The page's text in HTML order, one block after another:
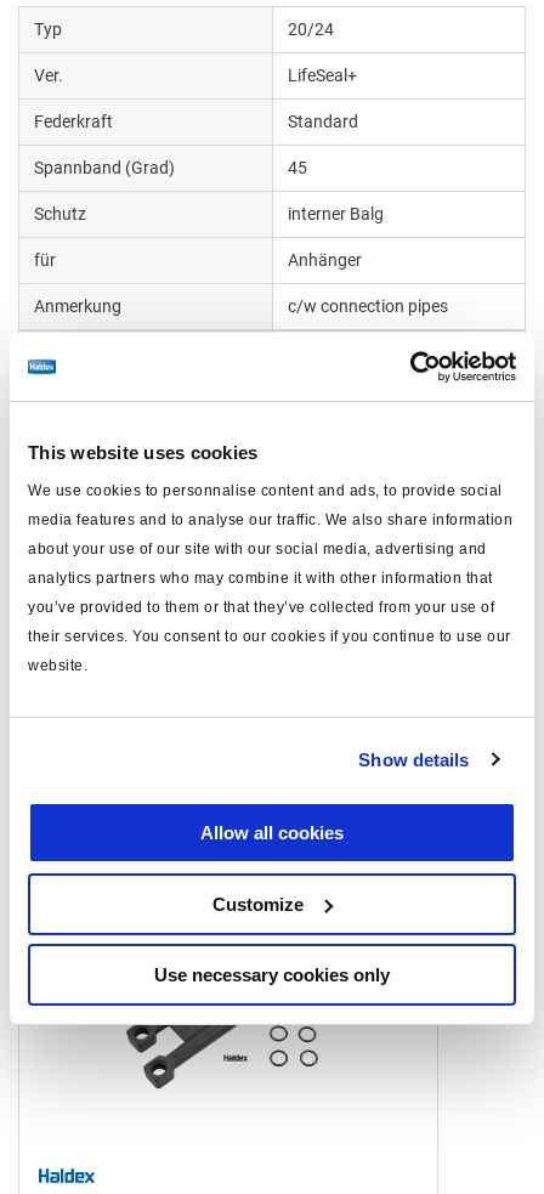
This website uses cookies
We use cookies to personnalise content and ads, to provide social
media features and to analyse our traffic. We also share information
about your use of our site with our social media, advertising and
analytics partners who may combine it with other information that
you’ve provided to them or that they’ve collected from your use of
their services. You consent to our cookies if you continue to use our
website.
Show details
Allow all cookies
Customize
Use necessary cookies only
Typ 20/24
Ver. LifeSeal+
Federkraft Standard
Spannband (Grad) 45
Schutz interner Balg
für Anhänger
Anmerkung c/w connection pipes
OEM/aftermarket
Seitenanschluss (Grad) 90
max. Betriebsdruck (bar)
TÜV Report BC0176.2
Gewicht (kg) 6.9
Dokumente
Sehen Sie sich alle verwandten Publikationen in unserem
Ähnliche Produkte